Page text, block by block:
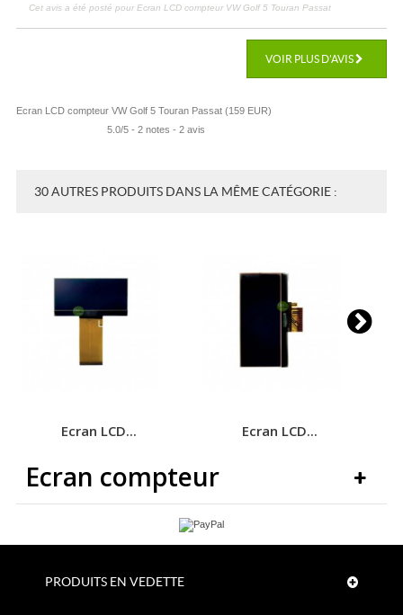
Cet avis a été posté pourEcran LCD compteur VW Golf 5 Touran Passat
VOIR PLUS D'AVIS
Ecran LCD compteur VW Golf 5 Touran Passat (159 EUR)
5.0/5- 2notes - 2avis
30 AUTRES PRODUITS DANS LA MÊME CATÉGORIE :
Ecran LCD... Ecran LCD...
Ecran compteur
PRODUITS EN VEDETTE